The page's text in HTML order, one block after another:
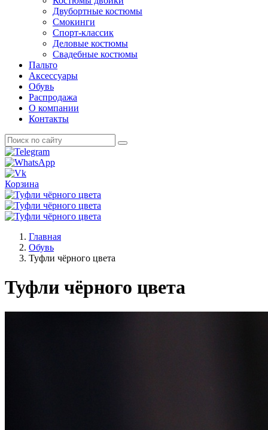
Двубортные костюмы
Смокинги
Спорт-классик
Деловые костюмы
Свадебные костюмы
Пальто
Аксессуары
Обувь
Распродажа
О компании
Контакты
Корзина
Главная
Обувь
Туфли чёрного цвета
Туфли чёрного цвета